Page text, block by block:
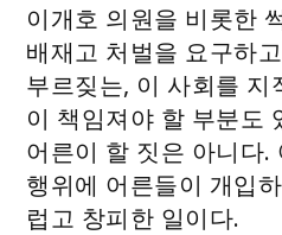
이개호 의원을 비롯한
배재고 처벌을 요구하
부르짖는, 이 사회를 지
이 책임져야 할 부분도
어른이 할 짓은 아니다.
행위에 어른들이 개입
럽고 창피한 일이다.